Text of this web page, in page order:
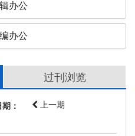
办公
办公
过刊浏览
：
上一期